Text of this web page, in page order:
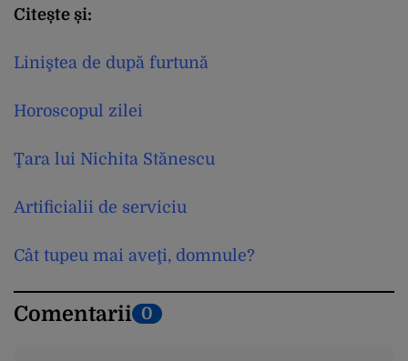
Citește și:
Liniştea de după furtună
Horoscopul zilei
Ţara lui Nichita Stănescu
Artificialii de serviciu
Cât tupeu mai aveţi, domnule?
Comentarii 0